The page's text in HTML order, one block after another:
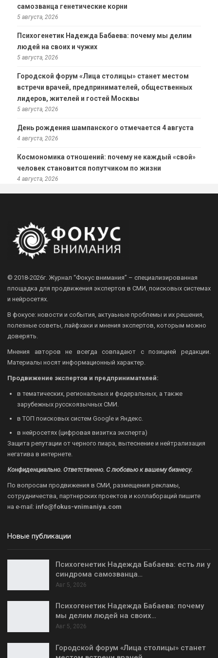
самозванца генетические корни
5 августа, 2026
Психогенетик Надежда Бабаева: почему мы делим
людей на своих и чужих
5 августа, 2026
Городской форум «Лица столицы» станет местом
встречи врачей, предпринимателей, общественных
лидеров, жителей и гостей Москвы
5 августа, 2026
День рождения шампанского отмечается 4 августа
4 августа, 2026
Космономика отношений: почему не каждый «свой»
человек становится попутчиком по жизни
4 августа, 2026
© 2018-2026г. Журнал “Фокус внимания” – специализированная
площадка для продвижения экспертов в СМИ, поисковых системах
и нейросетях.
В фокусе: новости и события, актуаьные проблемы и их решения,
полезные советы, лайфхаки и мнения экспертов, которым можно
доверять.
Мнения авторов не всегда совпадают с позицией редакции.
Материалы носят информационный характер.
Продвижение экспертов и предпринимателей:
в тематических, региональных и федеральных, а также
зарубежных русскоязычных СМИ.
в ТОП поисковых систем Google и Яндекс.
в нейросетях (цифровая визитка эксперта)
Защита репутации от черного пиара, вытеснение и нейтрализация
негатива в интернете.
Конфиденциально. Ответственно. С любовью к вашему бизнесу.
По вопросам продвижения в СМИ, размещения рекламы,
сотрудничества, партнерских проектов и коллабораций пишите
на e-mail: info@fokus-vnimaniya.com
Новые публикации
Психогенетик Надежда Бабаева: есть ли у
синдрома самозванца…
Авг 5, 2026
Психогенетик Надежда Бабаева: почему
мы делим людей на своих…
Авг 5, 2026
Городской форум «Лица столицы» станет